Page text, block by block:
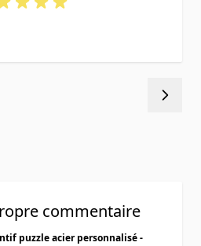
commentaire
puzzle acier personnalisé -